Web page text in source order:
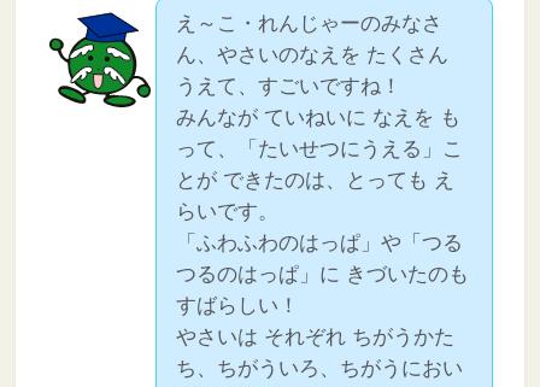
え～こ・れんじゃーのみなさ
ん、やさいのなえを たくさん
うえて、すごいですね！
みんなが ていねいに なえを も
って、「たいせつにうえる」こ
とが できたのは、とっても え
らいです。
「ふわふわのはっぱ」や「つる
つるのはっぱ」に きづいたのも
すばらしい！
やさいは それぞれ ちがうかた
ち、ちがういろ、ちがうにおい